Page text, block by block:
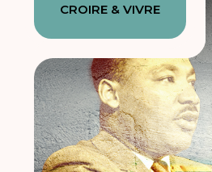
CROIRE & VIVRE